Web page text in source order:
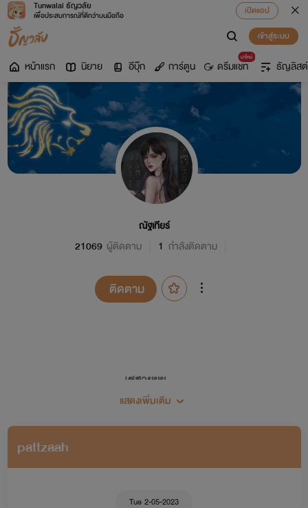
Tunwalai ธัญวลัย
เพื่อประสบการณ์ที่ดีกว่าบนมือถือ
เปิดแอป
เข้าสู่ระบบ
หน้าแรก นิยาย อีบุ๊ก การ์ตูน
มาใหม่
ดรีมแชท ธัญลิสต์
ณัฐเทียร์
21069 ผู้ติดตาม 1 กำลังติดตาม
ติดตาม
เซฮายยย...
ยินดีต้อนรับเข้าสู่โลกเขย่าขวัญ (เขย่าทำไม 555)
🖋🍀แต่งนิยายครั้งแรก 28 พฤศจิกายน 2562🍀
แสดงเพิ่มเติม
pattzaah
Tue 2-05-2023